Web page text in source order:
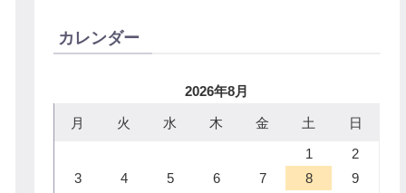
カレンダー
2026年8月
月 火 水 木 金 土
日
1
2
3
4 5 6 7 8
9